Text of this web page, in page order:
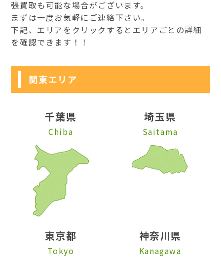
張買取も可能な場合がございます。
まずは一度お気軽にご連絡下さい。
下記、エリアをクリックするとエリアごとの詳細
を確認できます！！
関東エリア
千葉県
Chiba
埼玉県
Saitama
東京都
Tokyo
神奈川県
Kanagawa